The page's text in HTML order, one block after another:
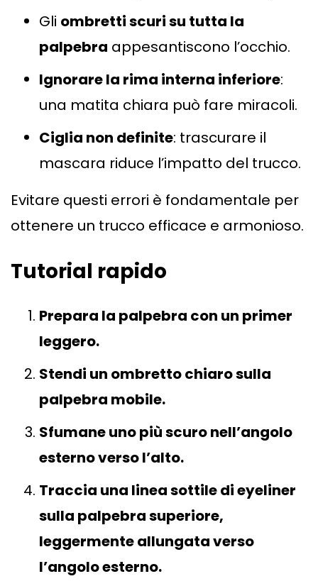
Gli ombretti scuri su tutta la
palpebra appesantiscono l’occhio.
Ignorare la rima interna inferiore:
una matita chiara può fare miracoli.
Ciglia non definite: trascurare il
mascara riduce l’impatto del trucco.
Evitare questi errori è fondamentale per
ottenere un trucco efficace e armonioso.
Tutorial rapido
Prepara la palpebra con un primer
leggero.
Stendi un ombretto chiaro sulla
palpebra mobile.
Sfumane uno più scuro nell’angolo
esterno verso l’alto.
Traccia una linea sottile di eyeliner
sulla palpebra superiore,
leggermente allungata verso
l’angolo esterno.